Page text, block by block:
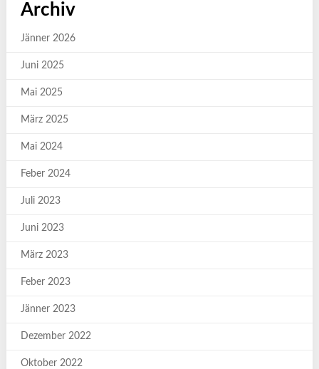
Archiv
Jänner 2026
Juni 2025
Mai 2025
März 2025
Mai 2024
Feber 2024
Juli 2023
Juni 2023
März 2023
Feber 2023
Jänner 2023
Dezember 2022
Oktober 2022